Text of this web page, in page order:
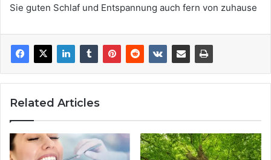
Sie guten Schlaf und Entspannung auch fern von zuhause
Related Articles